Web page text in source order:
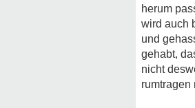
herum
wird auch
und
gehabt,
nicht
rumtragen